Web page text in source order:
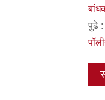
पुढे :